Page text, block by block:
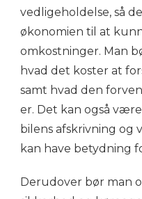
vedligeholdelse, så
økonomien til at
omkostninger. Man
hvad det koster at
samt hvad den
er. Det kan også
bilens afskrivning og
kan have betydning
Derudover bør man